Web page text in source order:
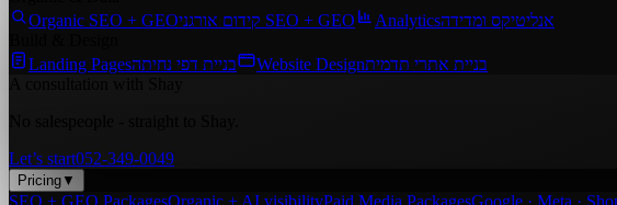
Organic SEO + GEO
קידום אורגני SEO + GEO Analyticsאנליטיקס ומדידה
Landing Pagesבניית דפי נחיתה Website Designבניית אתרי תדמית
Let’s start052-349-0049
Pricing ▼
SEO + GEO PackagesOrganic + AI visibilityPaid Media PackagesGoogle · Meta ·